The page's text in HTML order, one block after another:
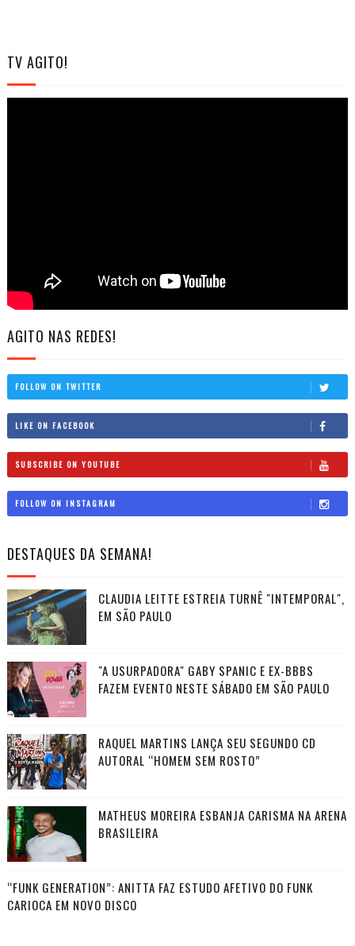
TV AGITO!
AGITO NAS REDES!
FOLLOW ON TWITTER
LIKE ON FACEBOOK
SUBSCRIBE ON YOUTUBE
FOLLOW ON INSTAGRAM
DESTAQUES DA SEMANA!
CLAUDIA LEITTE ESTREIA TURNÊ "INTEMPORAL",
EM SÃO PAULO
"A USURPADORA" GABY SPANIC E EX-BBBS
FAZEM EVENTO NESTE SÁBADO EM SÃO PAULO
RAQUEL MARTINS LANÇA SEU SEGUNDO CD
AUTORAL “HOMEM SEM ROSTO”
MATHEUS MOREIRA ESBANJA CARISMA NA ARENA
BRASILEIRA
“FUNK GENERATION”: ANITTA FAZ ESTUDO AFETIVO DO FUNK
CARIOCA EM NOVO DISCO